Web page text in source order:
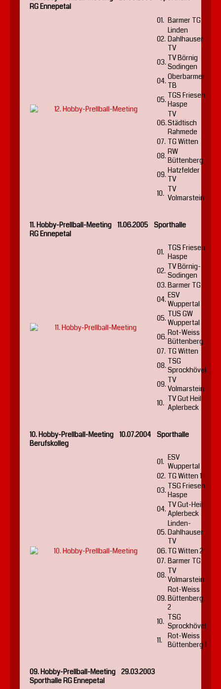
RG Ennepetal
01. Barmer TG
02.
Linden
Dahlhauser
TV
03. TV Börnig
Sodingen
04. Oberbarmer
TB
05. TGS Friesen
Haspe
06.
TV
Städtisch
Rahmede
07. TG Witten
08. RW
Büttenberg
09. Hatzfelder
TV
10. TV
Volmarstein
11. Hobby-Prellball-Meeting 11.06.2005 Sporthalle
RG Ennepetal
01. TGS Friesen
Haspe
02. TV Börnig-
Sodingen
03. Barmer TG
04. ESV
Wuppertal
05. TUS GW
Wuppertal
06.Rot-Weiss
Büttenberg
07. TG Witten
08. TSG
Sprockhövel
09. TV
Volmarstein
10. TV Gut Heil
Aplerbeck
10. Hobby-Prellball-Meeting 10.07.2004 Sporthalle
Berufskolleg
01. ESV
Wuppertal
02. TG Witten 1
03. TSG Friesen
Haspe
04. TV Gut-Heil
Aplerbeck
05.
Linden-
Dahlhauser
TV
06. TG Witten 2
07. Barmer TG
08. TV
Volmarstein
09.
Rot-Weiss
Büttenberg
2
10. TSG
Sprockhövel
11. Rot-Weiss
Büttenberg 1
09. Hobby-Prellball-Meeting 29.03.2003
Sporthalle RG Ennepetal